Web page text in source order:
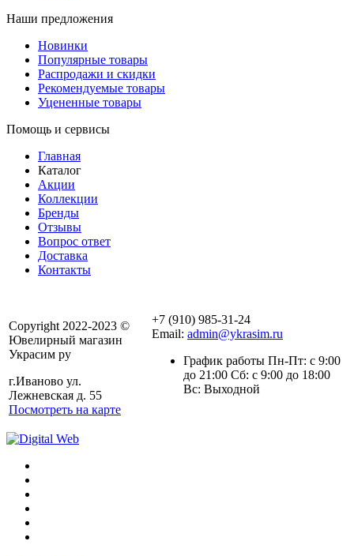
Наши предложения
Новинки
Популярные товары
Распродажи и скидки
Рекомендуемые товары
Уцененные товары
Помощь и сервисы
Главная
Каталог
Акции
Коллекции
Бренды
Отзывы
Вопрос ответ
Доставка
Контакты
Copyright 2022-2023 ©
Ювелирный магазин
Украсим ру
г.Иваново ул.
Лежневская д. 55
Посмотреть на карте
+7 (910) 985-31-24
Email: admin@ykrasim.ru
График работы Пн-Пт: с 9:00
до 21:00 Сб: с 9:00 до 18:00
Вс: Выходной